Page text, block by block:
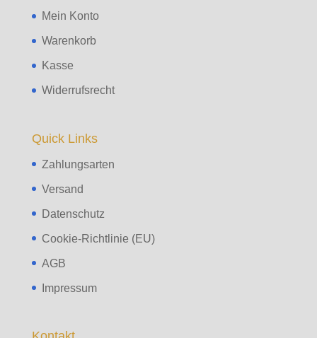
Mein Konto
Warenkorb
Kasse
Widerrufsrecht
Quick Links
Zahlungsarten
Versand
Datenschutz
Cookie-Richtlinie (EU)
AGB
Impressum